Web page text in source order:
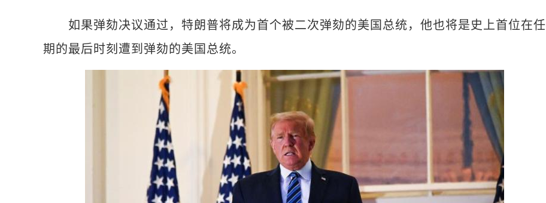
如果弹劾决议通过，特朗普将成为首个被二次弹劾的美国总统，他也将是史上首位在任
期的最后时刻遭到弹劾的美国总统。